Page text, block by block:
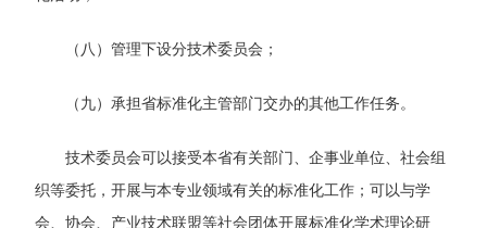
（八）管理下设分技术委员会；
（九）承担省标准化主管部门交办的其他工作任务。
技术委员会可以接受本省有关部门、企事业单位、社会组
织等委托，开展与本专业领域有关的标准化工作；可以与学
会、协会、产业技术联盟等社会团体开展标准化学术理论研